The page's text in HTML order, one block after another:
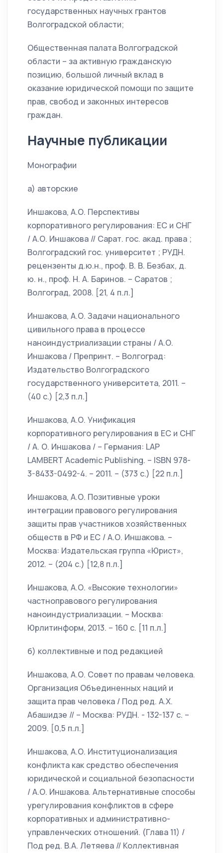
государственных научных грантов
Волгоградской области;
Общественная палата Волгоградской
области – за активную гражданскую
позицию, большой личный вклад в
оказание юридической помощи по защите
прав, свобод и законных интересов
граждан.
Научные публикации
Монографии
а) авторские
Иншакова, А.О. Перспективы
корпоративного регулирования: ЕС и СНГ
/ А.О. Иншакова // Сарат. гос. акад. права ;
Волгоградский гос. университет ; РУДН.
рецензенты д.ю.н., проф. В. В. Безбах, д.
ю. н., проф. Н. А. Баринов. – Саратов ;
Волгоград, 2008. [21, 4 п.л.]
Иншакова, А.О. Задачи национального
цивильного права в процессе
наноиндустриализации страны / А.О.
Иншакова / Препринт. – Волгоград:
Издательство Волгоградского
государственного университета, 2011. –
(40 c.) [2,3 п.л.]
Иншакова, А.О. Унификация
корпоративного регулирования в ЕС и СНГ
/ А. О. Иншакова / – Германия: LAP
LAMBERT Academic Publishing. – ISBN 978-
3-8433-0492-4. – 2011. – (373 с.) [22 п.л.]
Иншакова, А.О. Позитивные уроки
интеграции правового регулирования
защиты прав участников хозяйственных
обществ в РФ и ЕС / А.О. Иншакова. –
Москва: Издательская группа «Юрист»,
2012. – (204 с.) [12,8 п.л.]
Иншакова, А.О. «Высокие технологии»
частноправового регулирования
наноиндустриализации. – Москва:
Юрлитинформ, 2013. – 160 с. [11 п.л.]
б) коллективные и под редакцией
Иншакова, А.О. Совет по правам человека.
Организация Объединенных наций и
защита прав человека / Под ред. А.Х.
Абашидзе // – Москва: РУДН. - 132-137 с. –
2009. [0,5 п.л.]
Иншакова, А.О. Институционализация
конфликта как средство обеспечения
юридической и социальной безопасности
/ А.О. Иншакова. Альтернативные способы
урегулирования конфликтов в сфере
корпоративных и административно-
управленческих отношений. (Глава 11) /
Под ред. В.А. Летяева // Коллективная